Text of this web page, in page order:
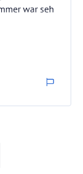
war seh